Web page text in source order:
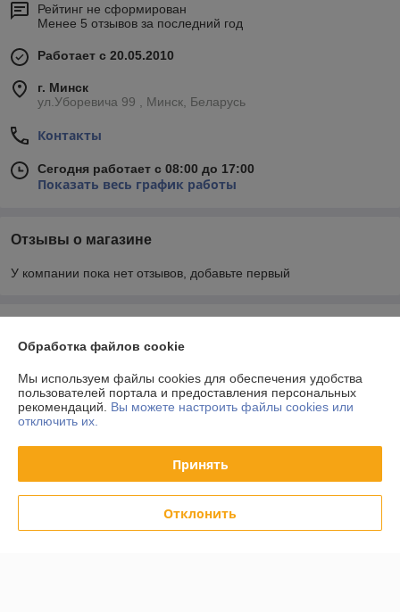
Рейтинг не сформирован
Менее 5 отзывов за последний год
Работает с 20.05.2010
г. Минск
ул.Уборевича 99 , Минск, Беларусь
Контакты
Сегодня работает с 08:00 до 17:00
Показать весь график работы
Отзывы о магазине
У компании пока нет отзывов, добавьте первый
Доставка и оплата
График работы
Полная версия сайта
Политика обработки cookies
Обработка файлов cookie
Мы используем файлы cookies для обеспечения удобства
пользователей портала и предоставления персональных
рекомендаций. Вы можете настроить файлы cookies или
отключить их.
Принять
Отклонить